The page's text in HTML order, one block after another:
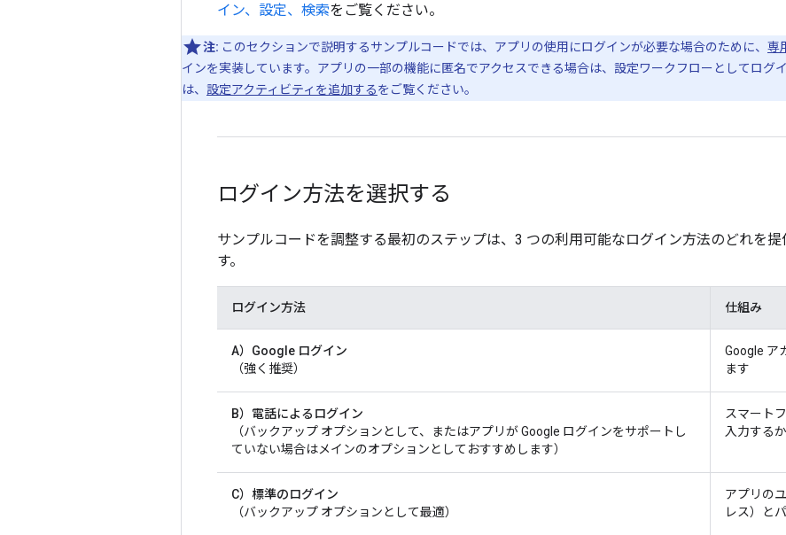
イン、設定、検索をご覧ください。
注: このセクションで説明するサンプルコードでは、アプリの使用にログインが必要な場合のために、 専
インを実装しています。アプリの一部の機能に匿名でアクセスできる場合は、設定ワークフローとしてログ
は、 設定アクティビティを追加するをご覧ください。
ログイン方法を選択する
サンプルコードを調整する最初のステップは、3 つの利用可能なログイン方法のどれを
す。
ログイン方法 仕組み
A）Google ログイン
（強く推奨）
Google ア
ます
B）電話によるログイン
（バックアップ オプションとして、またはアプリが Google ログインをサポートし
ていない場合はメインのオプションとしておすすめします）
スマート
入力する
C）標準のログイン
（バックアップ オプションとして最適）
アプリの
レス）と